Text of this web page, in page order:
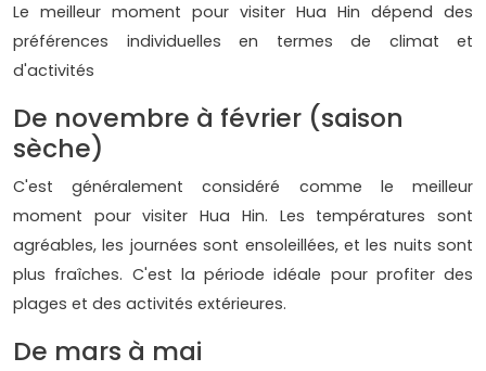
Le meilleur moment pour visiter Hua Hin dépend des
préférences individuelles en termes de climat et
d'activités
De novembre à février (saison
sèche)
C'est généralement considéré comme le meilleur
moment pour visiter Hua Hin. Les températures sont
agréables, les journées sont ensoleillées, et les nuits sont
plus fraîches. C'est la période idéale pour profiter des
plages et des activités extérieures.
De mars à mai